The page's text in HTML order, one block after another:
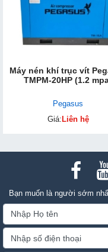
Máy nén khí trục vít
TMPM-20HP (1.2
Pegasus
Giá: Liên hệ
Bạn muốn là người sớm